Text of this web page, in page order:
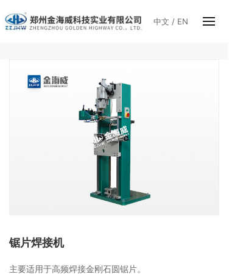
中文 / EN
锯片焊接机
主要适用于高频焊接金刚石圆锯片。